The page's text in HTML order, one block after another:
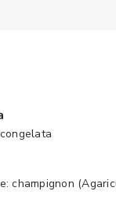
champignon